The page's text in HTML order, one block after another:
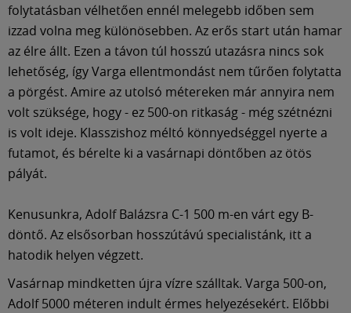
folytatásban vélhetően ennél melegebb időben sem
izzad volna meg különösebben. Az erős start után hamar
az élre állt. Ezen a távon túl hosszú utazásra nincs sok
lehetőség, így Varga ellentmondást nem tűrően folytatta
a pörgést. Amire az utolsó métereken már annyira nem
volt szüksége, hogy - ez 500-on ritkaság - még szétnézni
is volt ideje. Klasszishoz méltó könnyedséggel nyerte a
futamot, és bérelte ki a vasárnapi döntőben az ötös
pályát.
Kenusunkra, Adolf Balázsra C-1 500 m-en várt egy B-
döntő. Az elsősorban hosszútávú specialistánk, itt a
hatodik helyen végzett.
Vasárnap mindketten újra vízre szálltak. Varga 500-on,
Adolf 5000 méteren indult érmes helyezésekért. Előbbi